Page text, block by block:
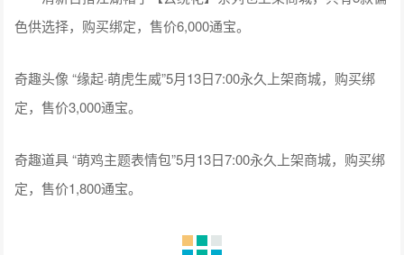
色供选择，购买绑定，售价6,000通宝。
奇趣头像 “缘起·萌虎生威”5月13日7:00永久上架商城，购买绑
定，售价3,000通宝。
奇趣道具 “萌鸡主题表情包”5月13日7:00永久上架商城，购买绑
定，售价1,800通宝。